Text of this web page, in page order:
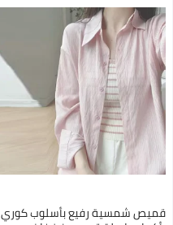
قميص شمسية رفيع بأسلوب كوري